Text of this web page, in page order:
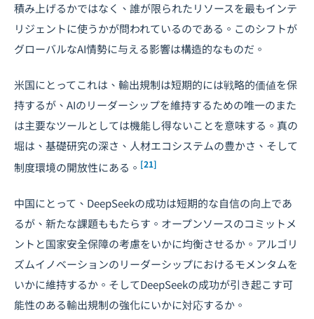
積み上げるかではなく、誰が限られたリソースを最もインテ
リジェントに使うかが問われているのである。このシフトが
グローバルなAI情勢に与える影響は構造的なものだ。
米国にとってこれは、輸出規制は短期的には戦略的価値を保
持するが、AIのリーダーシップを維持するための唯一のまた
は主要なツールとしては機能し得ないことを意味する。真の
堀は、基礎研究の深さ、人材エコシステムの豊かさ、そして
制度環境の開放性にある。 [21]
中国にとって、DeepSeekの成功は短期的な自信の向上であ
るが、新たな課題ももたらす。オープンソースのコミットメ
ントと国家安全保障の考慮をいかに均衡させるか。アルゴリ
ズムイノベーションのリーダーシップにおけるモメンタムを
いかに維持するか。そしてDeepSeekの成功が引き起こす可
能性のある輸出規制の強化にいかに対応するか。